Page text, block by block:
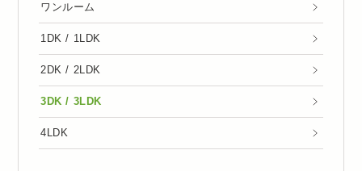
ワンルーム
1DK / 1LDK
2DK / 2LDK
3DK / 3LDK
4LDK